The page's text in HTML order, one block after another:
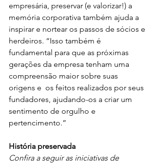
empresária, preservar (e valorizar!) a
memória corporativa também ajuda a
inspirar e nortear os passos de sócios e
herdeiros. “Isso também é
fundamental para que as próximas
gerações da empresa tenham uma
compreensão maior sobre suas
origens e  os feitos realizados por seus
fundadores, ajudando-os a criar um
sentimento de orgulho e
pertencimento.”
História preservada
Confira a seguir as iniciativas de